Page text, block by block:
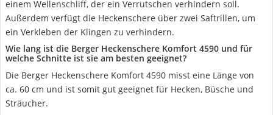
einem Wellenschliff, der ein Verrutschen verhindern soll.
Außerdem verfügt die Heckenschere über zwei Saftrillen, um
ein Verkleben der Klingen zu verhindern.
Wie lang ist die Berger Heckenschere Komfort 4590 und für
welche Schnitte ist sie am besten geeignet?
Die Berger Heckenschere Komfort 4590 misst eine Länge von
ca. 60 cm und ist somit gut geeignet für Hecken, Büsche und
Sträucher.